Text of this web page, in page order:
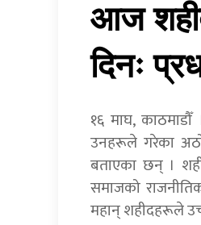
आज
दिनः
१६ माघ,
उनहरूले गरेका
बताएका छन् ।
समाजको
महान् शहीदहरूले